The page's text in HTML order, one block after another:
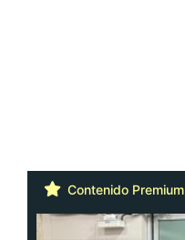
Contenido Premium